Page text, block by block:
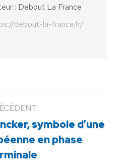
: Debout La France
debout-la-france.fr/
Article
précédent
:
symbole d’une
en phase